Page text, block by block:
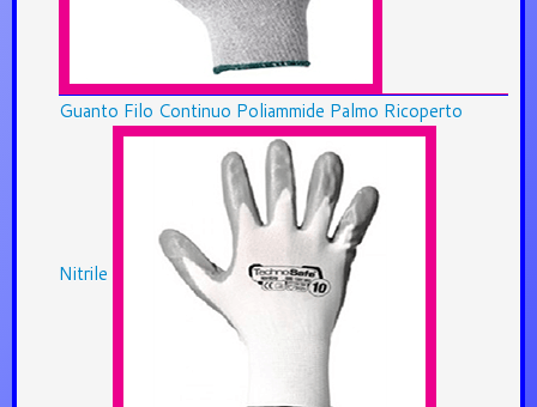
Guanto Filo Continuo Poliammide Palmo Ricoperto
Nitrile